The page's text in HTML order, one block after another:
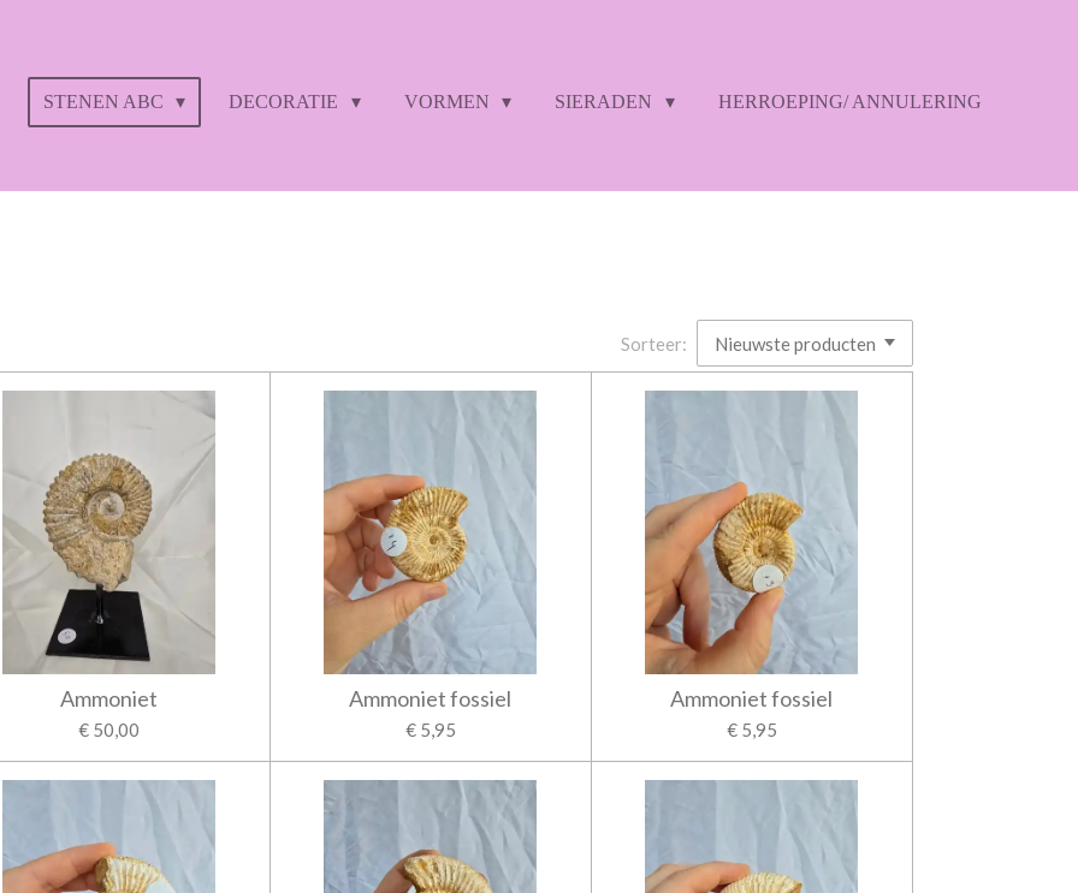
STENEN ABC DECORATIE VORMEN SIERADEN HERROEPING/ ANNULERING
Sorteer:
Ammoniet
€ 50,00
Ammoniet fossiel
€ 5,95
Ammoniet fossiel
€ 5,95